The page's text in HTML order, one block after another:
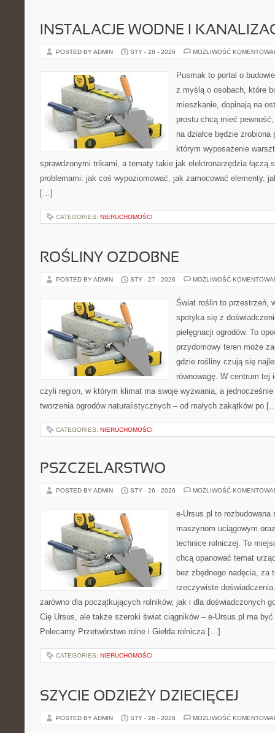
INSTALACJE WODNE I
POSTED BY ADMIN STY - 28 - 2026 MOŻLIWOŚĆ
Pusmak to portal o
z myślą o osobach, które
mieszkanie, dopinają na
prostu chcą mieć
na działce będzie
którym wyposażenie
sprawdzonymi trikami, a tematy takie jak elektronarzędzia łączą
problemami: jak coś wypoziomować, jak zamocować elementy,
[…]
CATEGORIES: NIERUCHOMOŚCI
ROŚLINY OZDOBNE
POSTED BY ADMIN STY - 27 - 2026 MOŻLIWOŚĆ
Świat roślin to przestrzeń,
spotyka się z
pielęgnacji ogrodów. To
przydomowy teren może
gdzie rośliny czują się
równowagę. W centrum
czyli region, w którym klimat ma swoje wyzwania, a
tworzenia ogrodów naturalistycznych – od małych zakątków po
CATEGORIES: NIERUCHOMOŚCI
PSZCZELARSTWO
POSTED BY ADMIN STY - 26 - 2026 MOŻLIWOŚĆ
e-Ursus.pl to rozbudowana
maszynom uciągowym
technice rolniczej. To
chcą opanować temat
bez zbędnego nadęcia, za
rzeczywiste
zarówno dla początkujących rolników, jak i dla doświadczonych
Cię Ursus, ale także szeroki świat ciągników – e-Ursus.pl ma
Polecamy Przetwórstwo rolne i Giełda rolnicza […]
CATEGORIES: NIERUCHOMOŚCI
SZYCIE ODZIEŻY DZIECIĘCEJ
POSTED BY ADMIN STY - 26 - 2026 MOŻLIWOŚĆ